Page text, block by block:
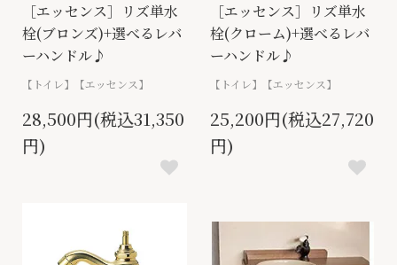
［エッセンス］リズ単水
栓(ブロンズ)+選べるレバ
ーハンドル♪
【トイレ】【エッセンス】
28,500円(税込31,350
円)
［エッセンス］リズ単水
栓(クローム)+選べるレバ
ーハンドル♪
【トイレ】【エッセンス】
25,200円(税込27,720
円)